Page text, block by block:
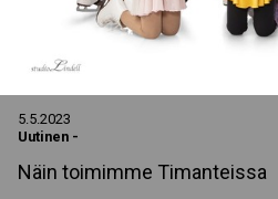
5.5.2023
Uutinen -
Näin toimimme Timanteissa